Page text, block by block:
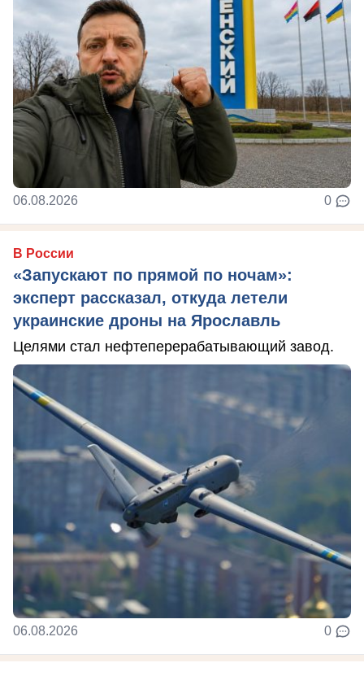
06.08.2026 0
В России
«Запускают по прямой по ночам»:
эксперт рассказал, откуда летели
украинские дроны на Ярославль
Целями стал нефтеперерабатывающий завод.
06.08.2026 0